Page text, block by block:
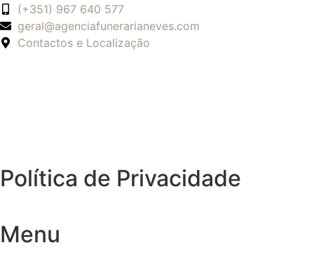
(+351) 967 640 577
geral@agenciafunerarianeves.com
Contactos e Localização
Política de Privacidade
Menu